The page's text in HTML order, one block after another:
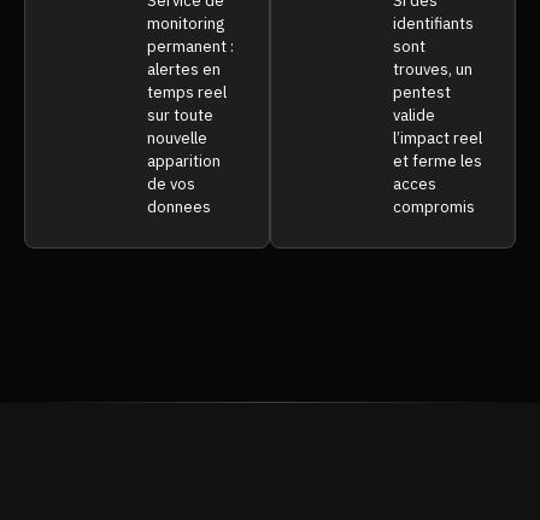
monitoring
permanent :
alertes en
temps reel
sur toute
nouvelle
apparition
de vos
donnees
identifiants
sont
trouves, un
pentest
valide
l’impact reel
et ferme les
acces
compromis